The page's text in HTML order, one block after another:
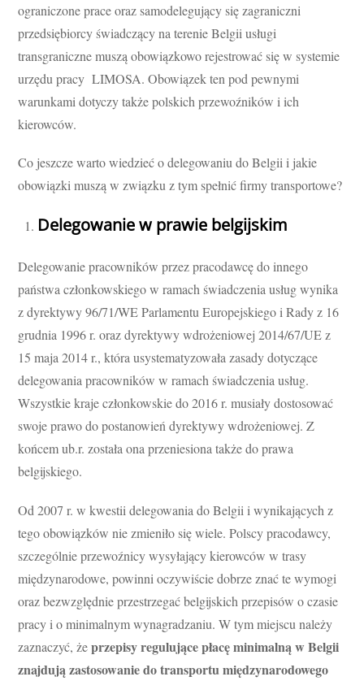
ograniczone prace oraz samodelegujący się zagraniczni
przedsiębiorcy świadczący na terenie Belgii usługi
transgraniczne muszą obowiązkowo rejestrować się w systemie
urzędu pracy LIMOSA. Obowiązek ten pod pewnymi
warunkami dotyczy także polskich przewoźników i ich
kierowców.
Co jeszcze warto wiedzieć o delegowaniu do Belgii i jakie
obowiązki muszą w związku z tym spełnić firmy transportowe?
Delegowanie w prawie belgijskim
Delegowanie pracowników przez pracodawcę do innego
państwa członkowskiego w ramach świadczenia usług wynika
z dyrektywy 96/71/WE Parlamentu Europejskiego i Rady z 16
grudnia 1996 r. oraz dyrektywy wdrożeniowej 2014/67/UE z
15 maja 2014 r., która usystematyzowała zasady dotyczące
delegowania pracowników w ramach świadczenia usług.
Wszystkie kraje członkowskie do 2016 r. musiały dostosować
swoje prawo do postanowień dyrektywy wdrożeniowej. Z
końcem ub.r. została ona przeniesiona także do prawa
belgijskiego.
Od 2007 r. w kwestii delegowania do Belgii i wynikających z
tego obowiązków nie zmieniło się wiele. Polscy pracodawcy,
szczególnie przewoźnicy wysyłający kierowców w trasy
międzynarodowe, powinni oczywiście dobrze znać te wymogi
oraz bezwzględnie przestrzegać belgijskich przepisów o czasie
pracy i o minimalnym wynagradzaniu. W tym miejscu należy
zaznaczyć, żeprzepisy regulujące płacę minimalną w Belgii
znajdują zastosowanie do transportu międzynarodowego